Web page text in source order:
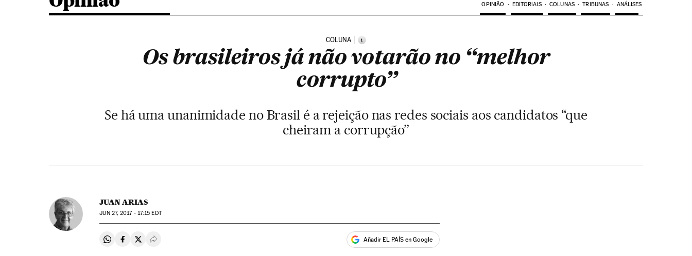
OPINIÃO EDITORIAIS COLUNAS TRIBUNAS ANÁLISES
COLUNA i
Os brasileiros já não votarão no “melhor
corrupto”
Se há uma unanimidade no Brasil é a rejeição nas redes sociais aos candidatos “que
cheiram a corrupção”
JUAN ARIAS
JUN27, 2017 - 17:15 EDT
Compartir en Whatsapp
Compartir en Facebook
Compartir en Twitter
Desplegar Redes Sociales Añadir EL PAÍS en Google